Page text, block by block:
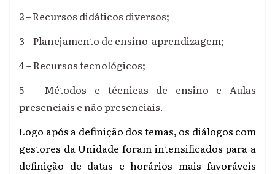
2 – Recursos didáticos diversos;
3 – Planejamento de ensino-aprendizagem;
4 – Recursos tecnológicos;
5 – Métodos e técnicas de ensino e Aulas
presenciais e não presenciais.
Logo após a definição dos temas, os diálogos com
gestores da Unidade foram intensificados para a
definição de datas e horários mais favoráveis